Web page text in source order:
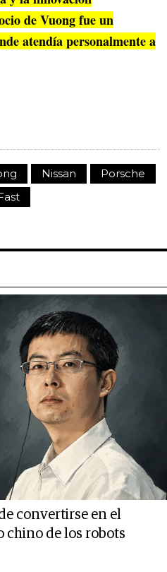
de Vuong fue un
atendía personalmente a
Nissan
Porsche
convertirse en el
de los robots